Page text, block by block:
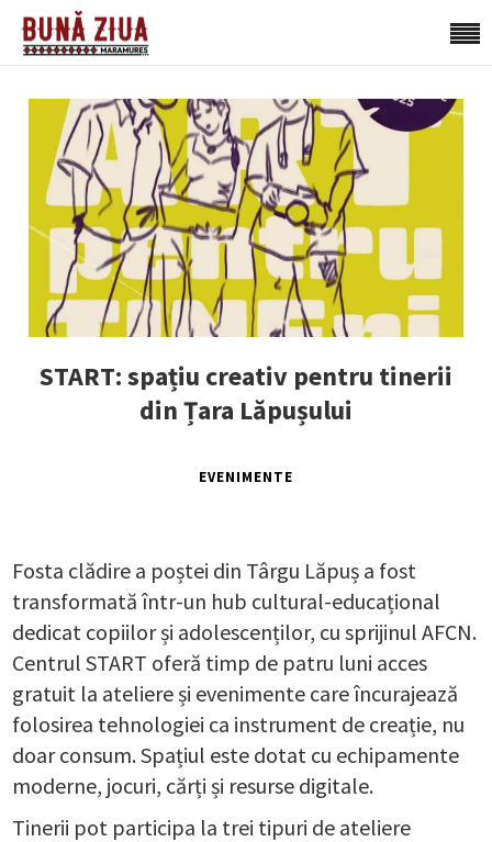
START: spațiu creativ pentru tinerii
din Țara Lăpușului
EVENIMENTE
Fosta clădire a poștei din Târgu Lăpuș a fost
transformată într-un hub cultural-educațional
dedicat copiilor și adolescenților, cu sprijinul AFCN.
Centrul START oferă timp de patru luni acces
gratuit la ateliere și evenimente care încurajează
folosirea tehnologiei ca instrument de creație, nu
doar consum. Spațiul este dotat cu echipamente
moderne, jocuri, cărți și resurse digitale.
Tinerii pot participa la trei tipuri de ateliere